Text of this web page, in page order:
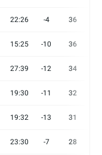
22:26 -4 36
15:25 -10 36
27:39 -12 34
19:30 -11 32
19:32 -13 31
23:30 -7 28